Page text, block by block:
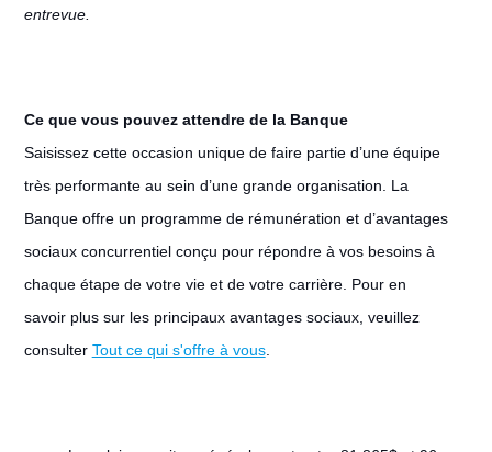
entrevue.
Ce que vous pouvez attendre de la Banque
Saisissez cette occasion unique de faire partie d’une équipe
très performante au sein d’une grande organisation. La
Banque offre un programme de rémunération et d’avantages
sociaux concurrentiel conçu pour répondre à vos besoins à
chaque étape de votre vie et de votre carrière. Pour en
savoir plus sur les principaux avantages sociaux, veuillez
consulter Tout ce qui s'offre à vous.